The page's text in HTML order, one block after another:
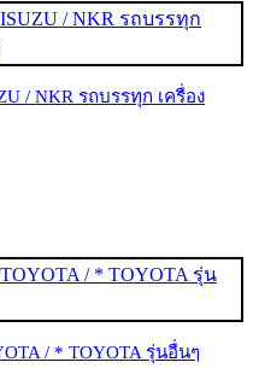
/ NKR รถบรรทุก เครื่อง
/ * TOYOTA รุ่นอื่นๆ